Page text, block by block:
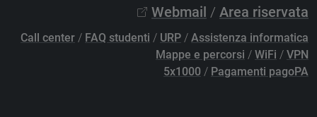
Webmail / Area riservata
Call center / FAQ studenti / URP / Assistenza informatica
Mappe e percorsi / WiFi / VPN
5x1000 / Pagamenti pagoPA